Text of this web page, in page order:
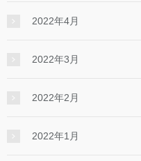
2022年4月
2022年3月
2022年2月
2022年1月